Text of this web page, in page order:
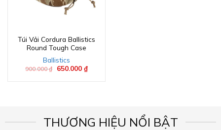
Túi Vải Cordura Ballistics
Round Tough Case
Ballistics
900.000₫ Giá
650.000 ₫Giá
THƯƠNG HIỆU NỔI BẬT